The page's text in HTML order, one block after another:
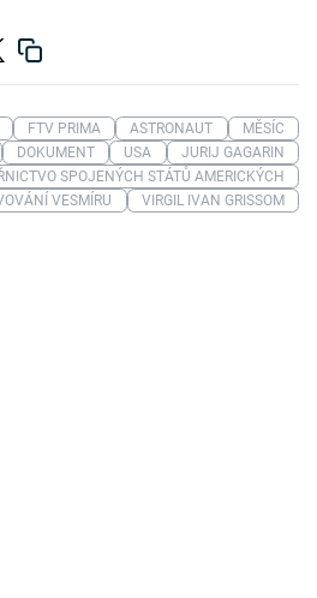
FTV PRIMA ASTRONAUT
MĚSÍC
DOKUMENT USA
JURIJ GAGARIN
SPOJENÝCH STÁTŮ AMERICKÝCH
VESMÍRU VIRGIL IVAN GRISSOM